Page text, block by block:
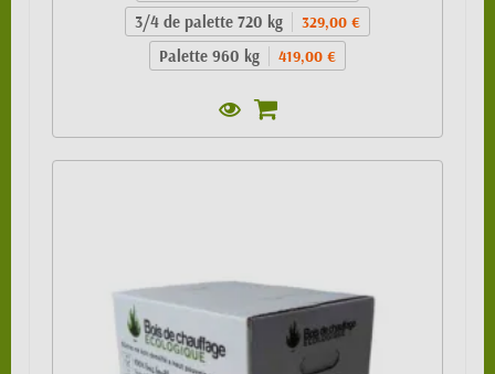
3/4 de palette 720 kg 329,00 €
Palette 960 kg 419,00 €